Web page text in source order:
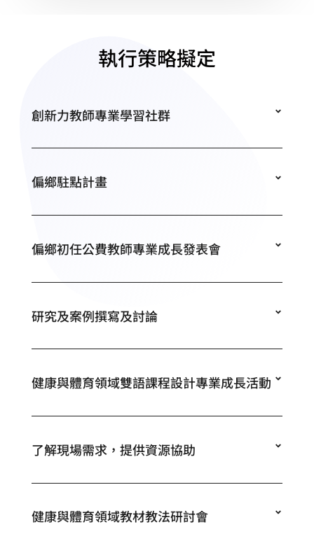
執行策略擬定
創新力教師專業學習社群
偏鄉駐點計畫
偏鄉初任公費教師專業成長發表會
研究及案例撰寫及討論
健康與體育領域雙語課程設計專業成長活動
了解現場需求，提供資源協助
健康與體育領域教材教法研討會